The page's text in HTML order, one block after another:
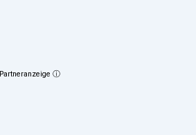
Partneranzeige ⓘ